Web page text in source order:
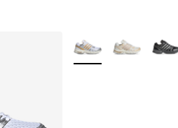
Plus de couleurs